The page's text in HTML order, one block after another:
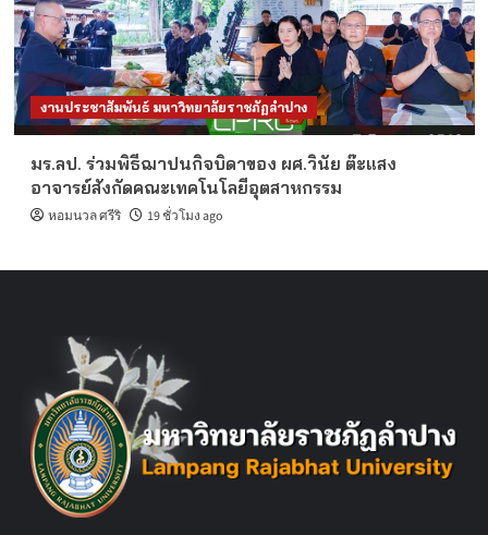
งานประชาสัมพันธ์ มหาวิทยาลัยราชภัฏลำปาง
มร.ลป. ร่วมพิธีฌาปนกิจบิดาของ ผศ.วินัย ต๊ะแสง
อาจารย์สังกัดคณะเทคโนโลยีอุตสาหกรรม
หอมนวล ศรีริ 19 ชั่วโมง ago